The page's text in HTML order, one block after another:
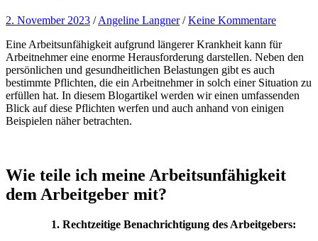
2. November 2023 /Angeline Langner /Keine Kommentare
Eine Arbeitsunfähigkeit aufgrund längerer Krankheit kann für
Arbeitnehmer eine enorme Herausforderung darstellen. Neben den
persönlichen und gesundheitlichen Belastungen gibt es auch
bestimmte Pflichten, die ein Arbeitnehmer in solch einer Situation zu
erfüllen hat. In diesem Blogartikel werden wir einen umfassenden
Blick auf diese Pflichten werfen und auch anhand von einigen
Beispielen näher betrachten.
Wie teile ich meine Arbeitsunfähigkeit
dem Arbeitgeber mit?
Rechtzeitige Benachrichtigung des Arbeitgebers: